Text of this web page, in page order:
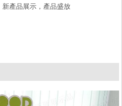
產品展示，產品盛放